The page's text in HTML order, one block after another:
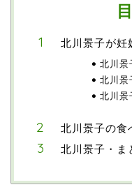
北川景子が妊
北川景
北川景
北川景
北川景子の食
北川景子・ま